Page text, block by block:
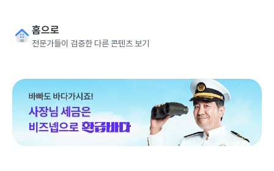
홈으로
전문가들이 검증한 다른 콘텐츠 보기